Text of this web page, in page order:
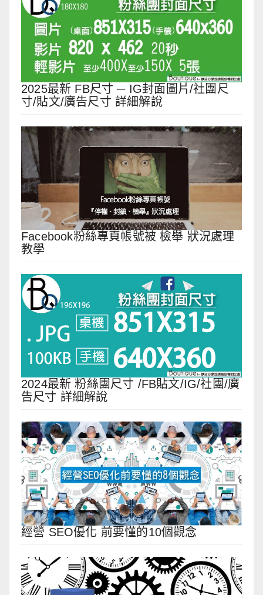
2025最新 FB尺寸 ─ IG封面圖片/社團尺
寸/貼文/廣告尺寸 詳細解說
Facebook粉絲專頁帳號被 檢舉 狀況處理
教學
2024最新 粉絲團尺寸 /FB貼文/IG/社團/廣
告尺寸 詳細解說
經營 SEO優化 前要懂的10個觀念